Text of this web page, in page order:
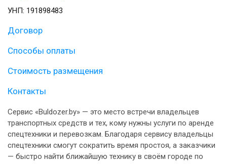
УНП: 191898483
Договор
Способы оплаты
Стоимость размещения
Контакты
Сервис «Buldozer.by» — это место встречи владельцев
транспортных средств и тех, кому нужны услуги по аренде
спецтехники и перевозкам. Благодаря сервису владельцы
спецтехники смогут сократить время простоя, а заказчики
— быстро найти ближайшую технику в своём городе по